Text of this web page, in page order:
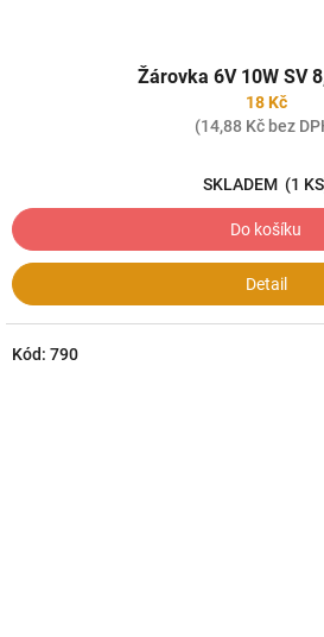
Žárovka 6V 10W SV
18 Kč
(14,88 Kč bez
SKLADEM (1
Do košíku
Detail
Kód: 790